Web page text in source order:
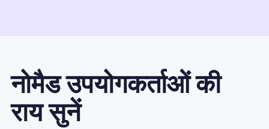
नोमैड उपयोगकर्ताओं की
राय सुनें